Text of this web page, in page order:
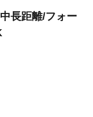
長距離/フォー